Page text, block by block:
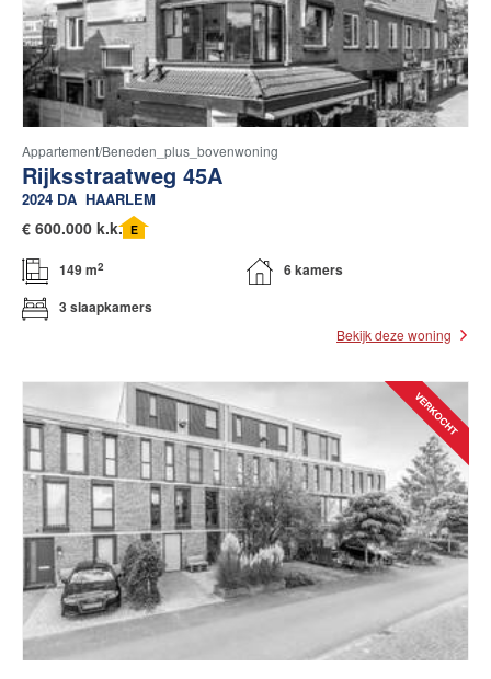
Appartement/beneden_plus_bovenwoning
Rijksstraatweg 45A
2024 DA HAARLEM
€ 600.000 k.k. E
149 m2
6 kamers
3 slaapkamers
Bekijk deze woning